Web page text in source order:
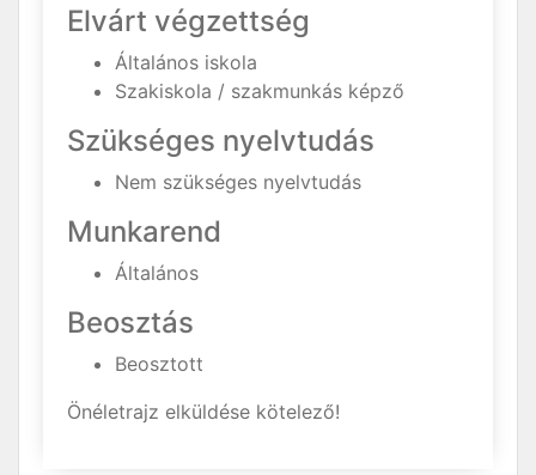
Elvárt végzettség
Általános iskola
Szakiskola / szakmunkás képző
Szükséges nyelvtudás
Nem szükséges nyelvtudás
Munkarend
Általános
Beosztás
Beosztott
Önéletrajz elküldése kötelező!